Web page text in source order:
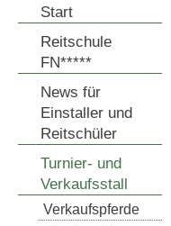
Start
Reitschule
FN*****
News für
Einstaller und
Reitschüler
Turnier- und
Verkaufsstall
Verkaufspferde